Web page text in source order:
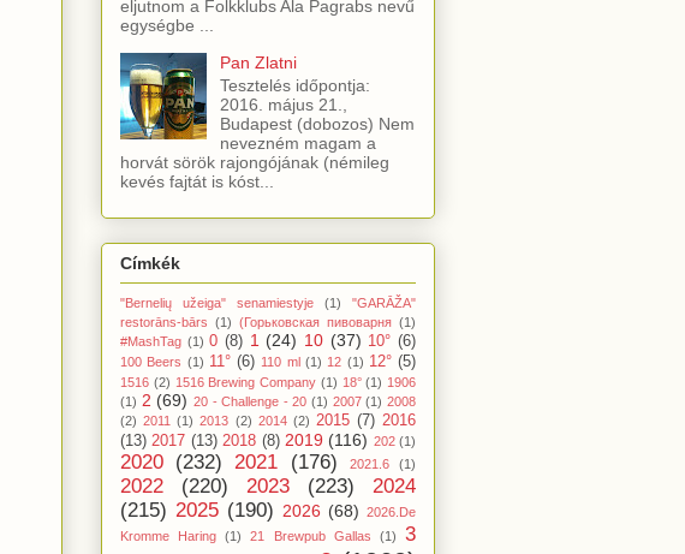
eljutnom a Folkklubs Ala Pagrabs nevű
egységbe ...
Pan Zlatni
Tesztelés időpontja:
2016. május 21.,
Budapest (dobozos) Nem
nevezném magam a
horvát sörök rajongójának (némileg
kevés fajtát is kóst...
Címkék
"Bernelių užeiga" senamiestyje (1)
"GARĀŽA"
restorāns-bārs (1) (Горьковская пивоварня (1)
#MashTag (1) 0 (8) 1 (24) 10 (37) 10° (6)
100 Beers (1) 11° (6) 110 ml (1) 12 (1) 12° (5)
1516 (2) 1516 Brewing Company (1) 18° (1) 1906
(1) 2 (69) 20 - Challenge - 20 (1) 2007 (1) 2008
(2) 2011 (1) 2013 (2) 2014 (2) 2015 (7) 2016
(13) 2017 (13) 2018 (8) 2019 (116) 202 (1)
2020 (232) 2021 (176) 2021.6 (1)
2022 (220) 2023 (223)
2024
(215) 2025 (190) 2026 (68) 2026.De
Kromme Haring
(1) 21 Brewpub Gallas (1)
3